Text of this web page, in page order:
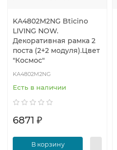
KA4802M2NG Bticino
LIVING NOW.
Декоративная рамка 2
поста (2+2 модуля).Цвет
"Космоc"
KA4802M2NG
Есть в наличии
6871 ₽
В корзину